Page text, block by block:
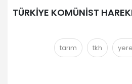
TÜRKİYE KOMÜNİST
tarım tkh